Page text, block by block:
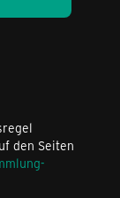
den Seiten